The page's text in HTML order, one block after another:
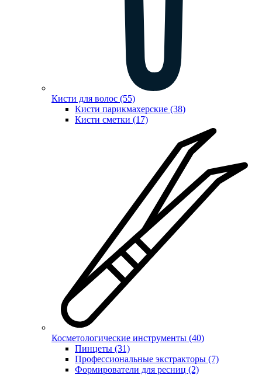
Кисти для волос (55)
Кисти парикмахерские (38)
Кисти сметки (17)
Косметологические инструменты (40)
Пинцеты (31)
Профессиональные экстракторы (7)
Формирователи для ресниц (2)